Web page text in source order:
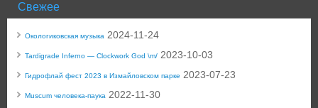
Свежее
Окологиковская музыка 2024-11-24
Tardigrade Inferno — Clockwork God \m/ 2023-10-03
Гидрофлай фест 2023 в Измайловском парке 2023-07-23
Muscum человека-паука 2022-11-30